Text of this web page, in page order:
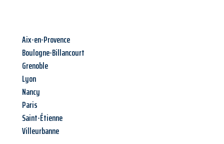
Aix-en-Provence
Boulogne-Billancourt
Grenoble
Lyon
Nancy
Paris
Saint-Étienne
Villeurbanne